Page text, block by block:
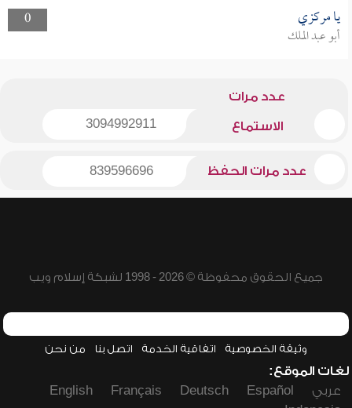
0
يا مركزي
أبو عبد الملك
عدد مرات
الاستماع 3094992911
عدد مرات الحفظ 839596696
جميع الحقوق محفوظة © 2026 - 1998 لشبكة إسلام ويب
وثيقة الخصوصية اتفاقية الخدمة اتصل بنا من نحن
لغات الموقع:
عربي
Español
Deutsch
Français
English